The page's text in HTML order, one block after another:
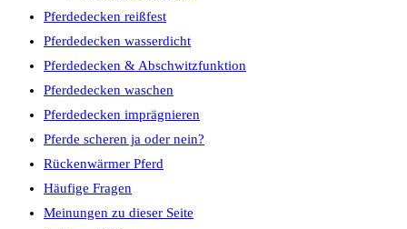
Pferdedecken reißfest
Pferdedecken wasserdicht
Pferdedecken & Abschwitzfunktion
Pferdedecken waschen
Pferdedecken imprägnieren
Pferde scheren ja oder nein?
Rückenwärmer Pferd
Häufige Fragen
Meinungen zu dieser Seite